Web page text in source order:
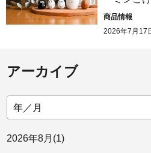
商品情報
2026年7月17
アーカイブ
2026年8月 (1)